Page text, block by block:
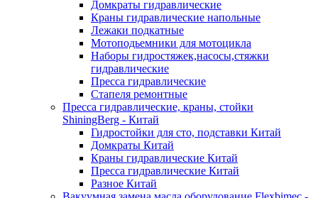
Домкраты гидравлические
Краны гидравлические напольные
Лежаки подкатные
Мотоподьемники для мотоцикла
Наборы гидростяжек,насосы,стяжки
гидравлические
Пресса гидравлические
Стапеля ремонтные
Пресса гидравлические, краны, стойки
ShiningBerg - Китай
Гидростойки для сто, подставки Китай
Домкраты Китай
Краны гидравлические Китай
Пресса гидравлические Китай
Разное Китай